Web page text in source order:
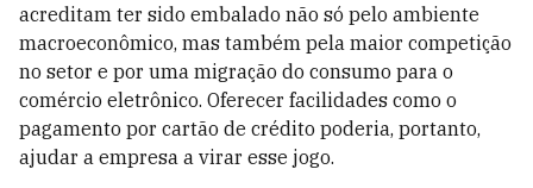
acreditam ter sido embalado não só pelo ambiente
macroeconômico, mas também pela maior competição
no setor e por uma migração do consumo para o
comércio eletrônico. Oferecer facilidades como o
pagamento por cartão de crédito poderia, portanto,
ajudar a empresa a virar esse jogo.